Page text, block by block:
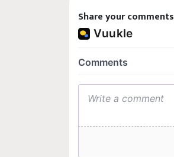
Share your comments